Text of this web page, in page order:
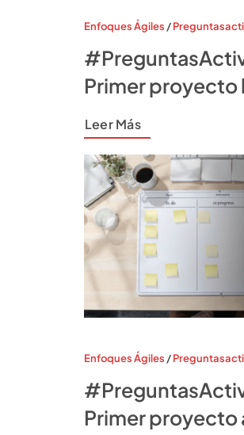
Enfoques Ágiles /
Primer proyecto
Leer Más
Enfoques Ágiles /
Primer proyecto